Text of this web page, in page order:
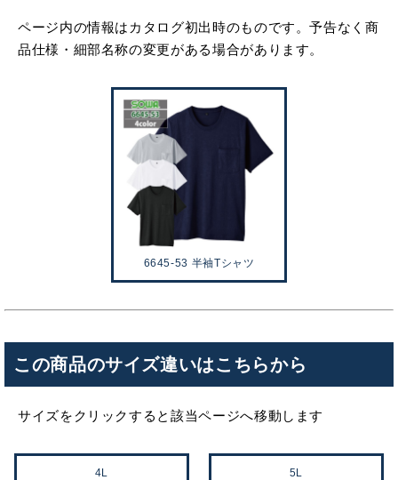
ページ内の情報はカタログ初出時のものです。予告なく商
品仕様・細部名称の変更がある場合があります。
6645-53 半袖Tシャツ
この商品のサイズ違いはこちらから
サイズをクリックすると該当ページへ移動します
4L 5L